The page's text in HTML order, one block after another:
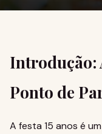
Introdução:
Ponto de
A festa 15 anos é